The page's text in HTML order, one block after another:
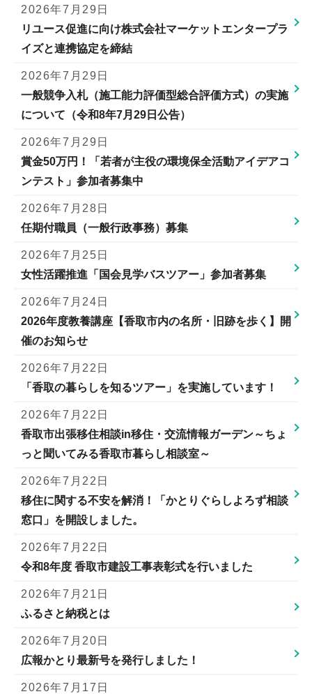
2026年7月29日
リユース促進に向け株式会社マーケットエンタープラ
イズと連携協定を締結
2026年7月29日
一般競争入札（施工能力評価型総合評価方式）の実施
について（令和8年7月29日公告）
2026年7月29日
賞金50万円！「若者が主役の環境保全活動アイデアコ
ンテスト」参加者募集中
2026年7月28日
任期付職員（一般行政事務）募集
2026年7月25日
女性活躍推進「国会見学バスツアー」参加者募集
2026年7月24日
2026年度教養講座【香取市内の名所・旧跡を歩く】開
催のお知らせ
2026年7月22日
「香取の暮らしを知るツアー」を実施しています！
2026年7月22日
香取市出張移住相談in移住・交流情報ガーデン～ちょ
っと聞いてみる香取市暮らし相談室～
2026年7月22日
移住に関する不安を解消！「かとりぐらしよろず相談
窓口」を開設しました。
2026年7月22日
令和8年度 香取市建設工事表彰式を行いました
2026年7月21日
ふるさと納税とは
2026年7月20日
広報かとり最新号を発行しました！
2026年7月17日